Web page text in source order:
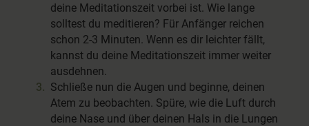
deine Meditationszeit vorbei ist. Wie lange
solltest du meditieren? Für Anfänger reichen
schon 2-3 Minuten. Wenn es dir leichter fällt,
kannst du deine Meditationszeit immer weiter
ausdehnen.
Schließe nun die Augen und beginne, deinen
Atem zu beobachten. Spüre, wie die Luft durch
deine Nase und über deinen Hals in die Lungen